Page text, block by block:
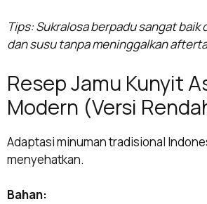
Tips: Sukralosa berpadu sangat baik
dan susu tanpa meninggalkan
Resep Jamu Kunyit
Modern (Versi
Adaptasi minuman tradisional
menyehatkan.
Bahan: